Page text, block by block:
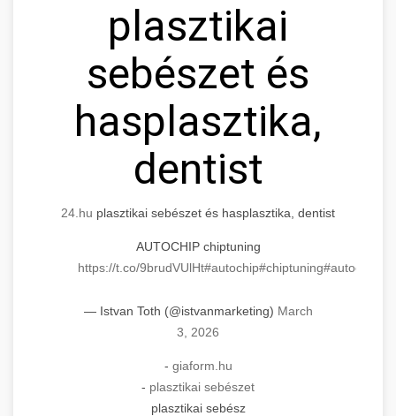
plasztikai
sebészet és
hasplasztika,
dentist
24.hu plasztikai sebészet és hasplasztika, dentist
AUTOCHIP chiptuning
https://t.co/9brudVUlHt#autochip#chiptuning#autochip
— Istvan Toth (@istvanmarketing) March
3, 2026
- giaform.hu
- plasztikai sebészet
plasztikai sebész